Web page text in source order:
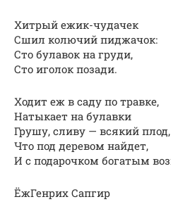
Хитрый ежик-чудачек
Сшил колючий пиджачок:
Сто булавок на груди,
Сто иголок позади.
Ходит еж в саду по травке,
Натыкает на булавки
Грушу, сливу — всякий плод,
Что под деревом найдет,
И с подарочком богатым
ЁжГенрих Сапгир